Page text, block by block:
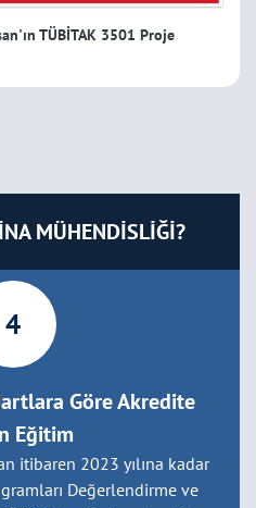
TÜBİTAK 3501 Proje
MÜHENDİSLİĞİ?
1
ve Atölyeler
, hayata geçirilen
fazlası...